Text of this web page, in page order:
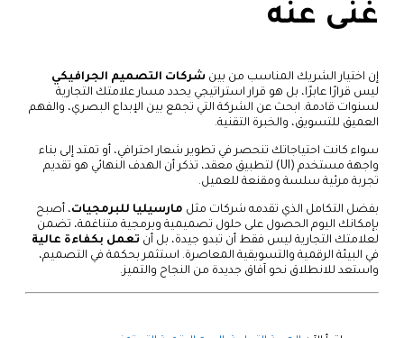
غنى عنه
إن اختيار الشريك المناسب من بين شركات التصميم الجرافيكي
ليس قرارًا عابرًا، بل هو قرار استراتيجي يحدد مسار علامتك التجارية
لسنوات قادمة. ابحث عن الشركة التي تجمع بين الإبداع البصري، والفهم
العميق للتسويق، والخبرة التقنية.
سواء كانت احتياجاتك تنحصر في تطوير شعار احترافي، أو تمتد إلى بناء
واجهة مستخدم (UI) لتطبيق معقد، تذكر أن الهدف النهائي هو تقديم
تجربة مرئية سلسة ومقنعة للعميل.
بفضل التكامل الذي تقدمه شركات مثل مارسيليا للبرمجيات، أصبح
بإمكانك اليوم الحصول على حلول تصميمية وبرمجية متناغمة، تضمن
لعلامتك التجارية ليس فقط أن تبدو جيدة، بل أن تعمل بكفاءة عالية
في البيئة الرقمية والتسويقية المعاصرة. استثمر بحكمة في التصميم،
واستعد للانطلاق نحو آفاق جديدة من النجاح والتميز.